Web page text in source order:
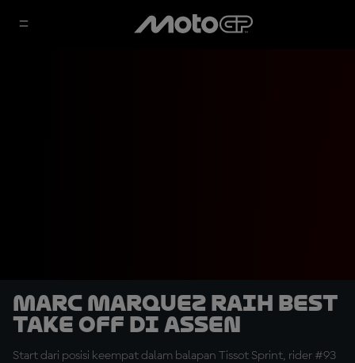
Marc Marquez Raih Best
Take Off di Assen
Start dari posisi keempat dalam balapan Tissot Sprint, rider #93